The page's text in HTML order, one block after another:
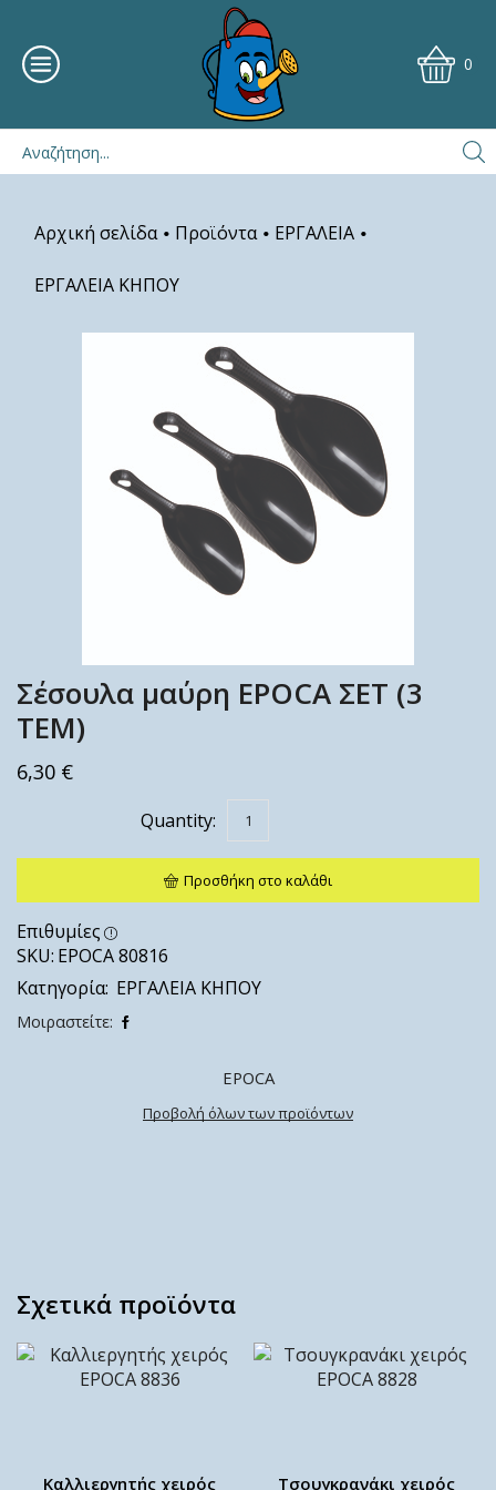
0
Αρχική σελίδα • Προϊόντα • ΕΡΓΑΛΕΙΑ •
ΕΡΓΑΛΕΙΑ ΚΗΠΟΥ
Σέσουλα μαύρη EPOCA ΣΕΤ (3
ΤΕΜ)
6,30 €
Προσθήκη στο καλάθι
Επιθυμίες
SKU: EPOCA 80816
Κατηγορία: ΕΡΓΑΛΕΙΑ ΚΗΠΟΥ
Μοιραστείτε:
EPOCA
Προβολή όλων των προϊόντων
Σχετικά προϊόντα
Καλλιεργητής χειρός Τσουγκρανάκι χειρός